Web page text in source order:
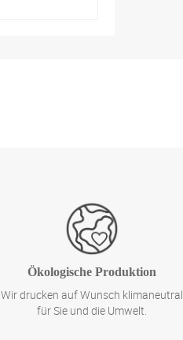
Ökologische Produktion
Wir drucken auf Wunsch klimaneutral
für Sie und die Umwelt.